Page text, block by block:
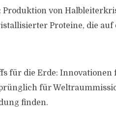
von
Proteine, die
für die Erde:
für
finden.